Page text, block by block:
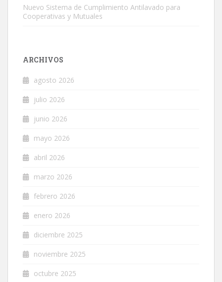
Nuevo Sistema de Cumplimiento Antilavado para
Cooperativas y Mutuales
ARCHIVOS
agosto 2026
julio 2026
junio 2026
mayo 2026
abril 2026
marzo 2026
febrero 2026
enero 2026
diciembre 2025
noviembre 2025
octubre 2025